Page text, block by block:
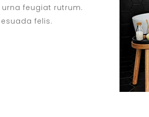
feugiat rutrum.
felis.